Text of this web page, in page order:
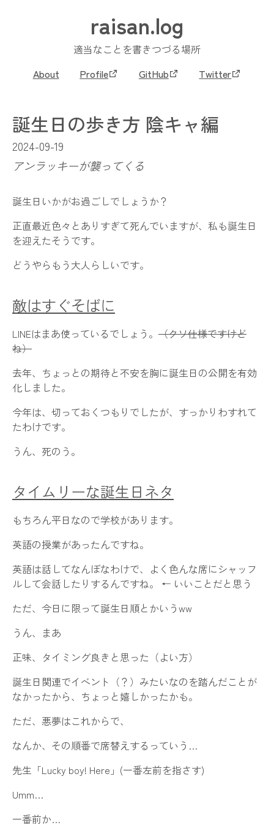
raisan.log
適当なことを書きつづる場所
About
Profile GitHub Twitter
誕生日の歩き方 陰キャ編
2024-09-19
アンラッキーが襲ってくる
誕生日いかがお過ごしでしょうか？
正直最近色々とありすぎて死んでいますが、私も誕生日
を迎えたそうです。
どうやらもう大人らしいです。
敵はすぐそばに
LINEはまあ使っているでしょう。 （クソ仕様ですけど
ね）
去年、ちょっとの期待と不安を胸に誕生日の公開を有効
化しました。
今年は、切っておくつもりでしたが、すっかりわすれて
たわけです。
うん、死のう。
タイムリーな誕生日ネタ
もちろん平日なので学校があります。
英語の授業があったんですね。
英語は話してなんぼなわけで、よく色んな席にシャッフ
ルして会話したりするんですね。 ← いいことだと思う
ただ、今日に限って誕生日順とかいうww
うん、まあ
正味、タイミング良きと思った（よい方）
誕生日関連でイベント（？）みたいなのを踏んだことが
なかったから、ちょっと嬉しかったかも。
ただ、悪夢はこれからで、
なんか、その順番で席替えするっていう…
先生「Lucky boy! Here」(一番左前を指さす)
Umm…
一番前か…